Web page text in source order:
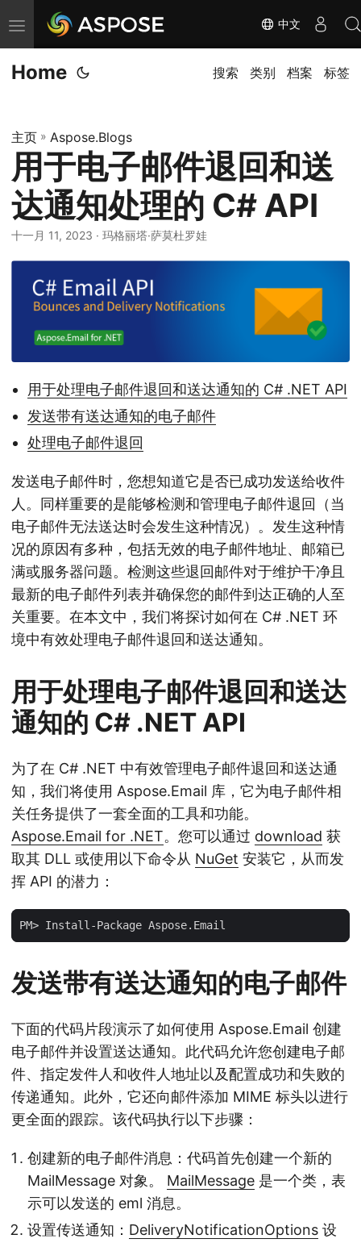
切
换
导
中文
Home 搜索 类别 档案 标签
主页 » Aspose.Blogs
用于电子邮件退回和送
达通知处理的 C# API
十一月 11, 2023 · 玛格丽塔·萨莫杜罗娃
用于处理电子邮件退回和送达通知的 C# .NET API
发送带有送达通知的电子邮件
处理电子邮件退回
发送电子邮件时，您想知道它是否已成功发送给收件
人。同样重要的是能够检测和管理电子邮件退回（当
电子邮件无法送达时会发生这种情况）。发生这种情
况的原因有多种，包括无效的电子邮件地址、邮箱已
满或服务器问题。检测这些退回邮件对于维护干净且
最新的电子邮件列表并确保您的邮件到达正确的人至
关重要。在本文中，我们将探讨如何在 C# .NET 环
境中有效处理电子邮件退回和送达通知。
用于处理电子邮件退回和送达
通知的 C# .NET API
为了在 C# .NET 中有效管理电子邮件退回和送达通
知，我们将使用 Aspose.Email 库，它为电子邮件相
关任务提供了一套全面的工具和功能。
Aspose.Email for .NET。您可以通过 download 获
取其 DLL 或使用以下命令从 NuGet 安装它，从而发
挥 API 的潜力：
发送带有送达通知的电子邮件
下面的代码片段演示了如何使用 Aspose.Email 创建
电子邮件并设置送达通知。此代码允许您创建电子邮
件、指定发件人和收件人地址以及配置成功和失败的
传递通知。此外，它还向邮件添加 MIME 标头以进行
更全面的跟踪。该代码执行以下步骤：
创建新的电子邮件消息：代码首先创建一个新的
MailMessage 对象。 MailMessage 是一个类，表
示可以发送的 eml 消息。
设置传送通知： DeliveryNotificationOptions 设